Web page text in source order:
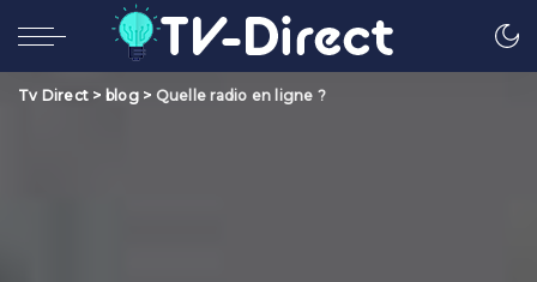
Tv Direct > blog> Quelle radio en ligne ?